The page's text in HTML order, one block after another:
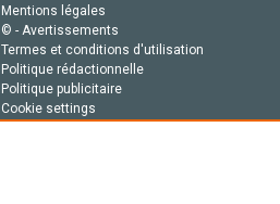
Mentions légales
© - Avertissements
Termes et conditions d'utilisation
Politique rédactionnelle
Politique publicitaire
Cookie settings